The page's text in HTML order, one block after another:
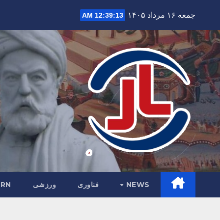
content
جمعه ۱۶ مرداد ۱۴۰۵ 12:39:15 AM
NEWS فناوری ورزشی